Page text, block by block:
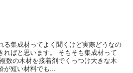
る集成材ってよく聞くけど実際どうなの
ればと思います。 そもそも集成材って
数の木材を接着剤でくっつけ大きな木
短い材料でも...